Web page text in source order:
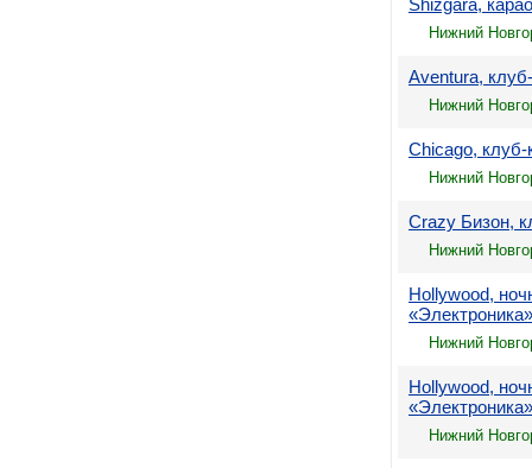
Shizgara,
Нижний
Aventura,
Нижний
Chicago,
Нижний
Crazy Бизон,
Нижний
Hollywood,
«Электроника»
Нижний
Hollywood,
«Электроника»
Нижний